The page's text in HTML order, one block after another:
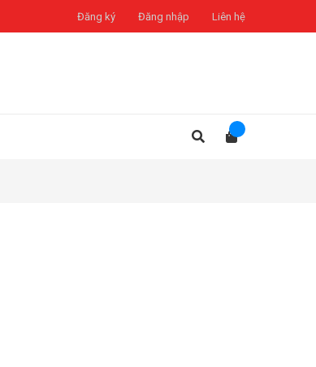
Đăng ký Đăng nhập Liên hệ